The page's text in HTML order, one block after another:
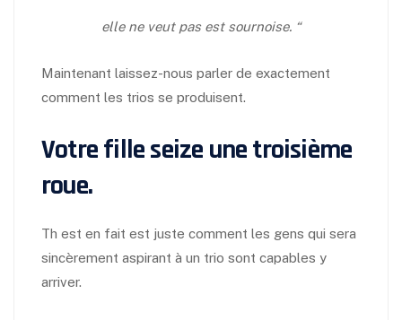
elle ne veut pas est sournoise. “
Maintenant laissez-nous parler de exactement
comment les trios se produisent.
Votre fille seize une troisième
roue.
Th est en fait est juste comment les gens qui sera
sincèrement aspirant à un trio sont capables y
arriver.